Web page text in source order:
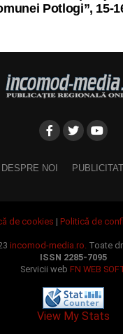
Potlogi”, 15-
DESPRE NOI
de cookies | Politică de
incomod-media.ro. Toate
ISSN 2285-7095
Servicii webFN WEB
View My Stats